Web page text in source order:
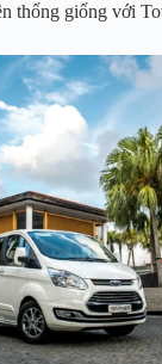
thống giống với